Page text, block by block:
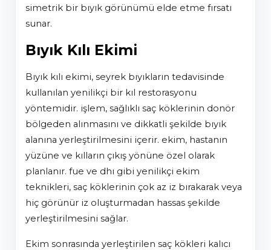
simetrik bir bıyık görünümü elde etme fırsatı
sunar.
Bıyık Kılı Ekimi
bıyık kılı ekimi, seyrek bıyıkların tedavisinde
kullanılan yenilikçi bir kıl restorasyonu
yöntemidir. i̇şlem, sağlıklı saç köklerinin donör
bölgeden alınmasını ve dikkatli şekilde bıyık
alanına yerleştirilmesini içerir. ekim, hastanın
yüzüne ve kılların çıkış yönüne özel olarak
planlanır. fue ve dhi gibi yenilikçi ekim
teknikleri, saç köklerinin çok az iz bırakarak veya
hiç görünür iz oluşturmadan hassas şekilde
yerleştirilmesini sağlar.
ekim sonrasında yerleştirilen saç kökleri kalıcı